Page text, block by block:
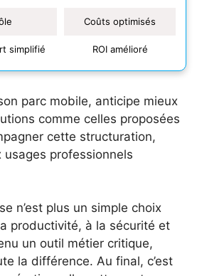
Coûts optimisés
simplifié ROI amélioré
parc mobile, anticipe mieux
comme celles proposées
cette structuration,
professionnels
n’est plus un simple choix
productivité, à la sécurité et
un outil métier critique,
la différence. Au final, c’est